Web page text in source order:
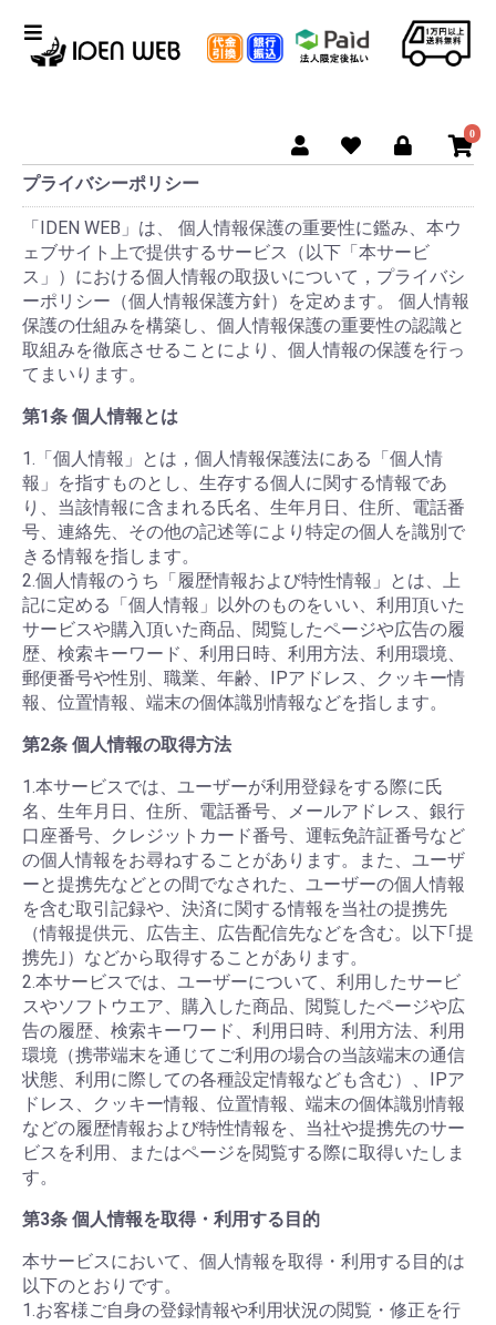
0
プライバシーポリシー
「IDEN WEB」は、 個人情報保護の重要性に鑑み、本ウ
ェブサイト上で提供するサービス（以下「本サービ
ス」）における個人情報の取扱いについて，プライバシ
ーポリシー（個人情報保護方針）を定めます。 個人情報
保護の仕組みを構築し、個人情報保護の重要性の認識と
取組みを徹底させることにより、個人情報の保護を行っ
てまいります。
第1条 個人情報とは
1.「個人情報」とは，個人情報保護法にある「個人情
報」を指すものとし、生存する個人に関する情報であ
り、当該情報に含まれる氏名、生年月日、住所、電話番
号、連絡先、その他の記述等により特定の個人を識別で
きる情報を指します。
2.個人情報のうち「履歴情報および特性情報」とは、上
記に定める「個人情報」以外のものをいい、利用頂いた
サービスや購入頂いた商品、閲覧したページや広告の履
歴、検索キーワード、利用日時、利用方法、利用環境、
郵便番号や性別、職業、年齢、IPアドレス、クッキー情
報、位置情報、端末の個体識別情報などを指します。
第2条 個人情報の取得方法
1.本サービスでは、ユーザーが利用登録をする際に氏
名、生年月日、住所、電話番号、メールアドレス、銀行
口座番号、クレジットカード番号、運転免許証番号など
の個人情報をお尋ねすることがあります。また、ユーザ
ーと提携先などとの間でなされた、ユーザーの個人情報
を含む取引記録や、決済に関する情報を当社の提携先
（情報提供元、広告主、広告配信先などを含む。以下｢提
携先｣）などから取得することがあります。
2.本サービスでは、ユーザーについて、利用したサービ
スやソフトウエア、購入した商品、閲覧したページや広
告の履歴、検索キーワード、利用日時、利用方法、利用
環境（携帯端末を通じてご利用の場合の当該端末の通信
状態、利用に際しての各種設定情報なども含む）、IPア
ドレス、クッキー情報、位置情報、端末の個体識別情報
などの履歴情報および特性情報を、当社や提携先のサー
ビスを利用、またはページを閲覧する際に取得いたしま
す。
第3条 個人情報を取得・利用する目的
本サービスにおいて、個人情報を取得・利用する目的は
以下のとおりです。
1.お客様ご自身の登録情報や利用状況の閲覧・修正を行